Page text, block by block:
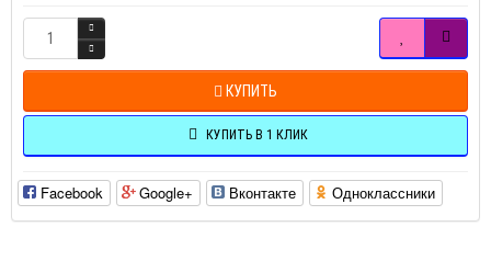
КУПИТЬ
КУПИТЬ В 1 КЛИК
Facebook Google+ Вконтакте Одноклассники